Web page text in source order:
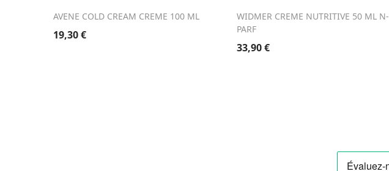
AVENE COLD CREAM CREME 100 ML
19,30€
WIDMER CREME NUTRITIVE 50 ML N-
PARF
33,90€